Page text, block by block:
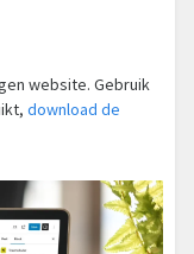
website. Gebruik
download de